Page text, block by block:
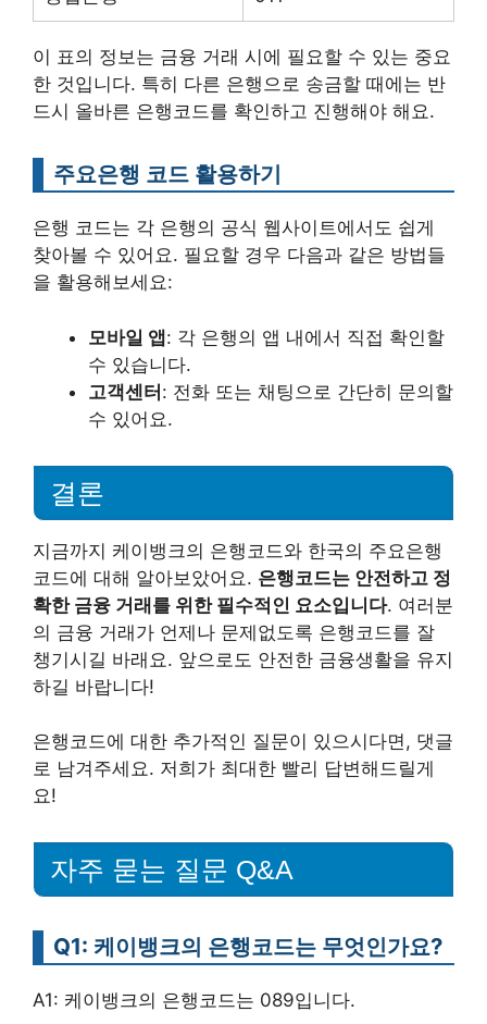
이 표의 정보는 금융 거래 시에 필요할 수 있는 중요
한 것입니다. 특히 다른 은행으로 송금할 때에는 반
드시 올바른 은행코드를 확인하고 진행해야 해요.
주요은행 코드 활용하기
은행 코드는 각 은행의 공식 웹사이트에서도 쉽게
찾아볼 수 있어요. 필요할 경우 다음과 같은 방법들
을 활용해보세요:
모바일 앱: 각 은행의 앱 내에서 직접 확인할
수 있습니다.
고객센터: 전화 또는 채팅으로 간단히 문의할
수 있어요.
결론
지금까지 케이뱅크의 은행코드와 한국의 주요은행
코드에 대해 알아보았어요. 은행코드는 안전하고 정
확한 금융 거래를 위한 필수적인 요소입니다. 여러분
의 금융 거래가 언제나 문제없도록 은행코드를 잘
챙기시길 바래요. 앞으로도 안전한 금융생활을 유지
하길 바랍니다!
은행코드에 대한 추가적인 질문이 있으시다면, 댓글
로 남겨주세요. 저희가 최대한 빨리 답변해드릴게
요!
자주 묻는 질문 Q&A
Q1: 케이뱅크의 은행코드는 무엇인가요?
A1: 케이뱅크의 은행코드는 089입니다.